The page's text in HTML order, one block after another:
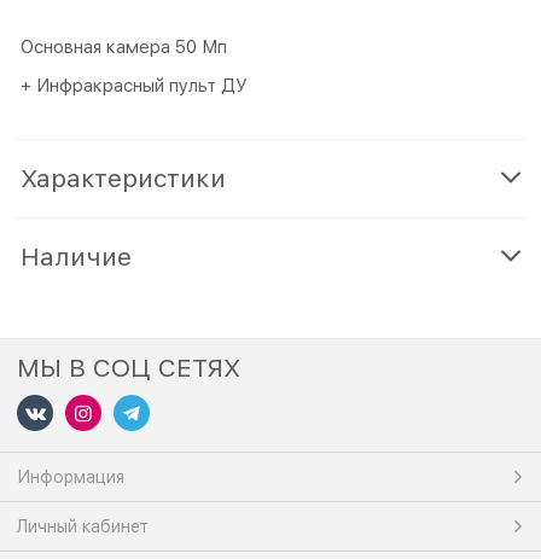
Основная камера 50 Мп
+ Инфракрасный пульт ДУ
Характеристики
Наличие
МЫ В СОЦ СЕТЯХ
Информация
Личный кабинет